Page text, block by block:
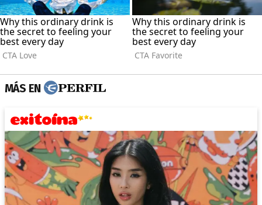
MÁS EN